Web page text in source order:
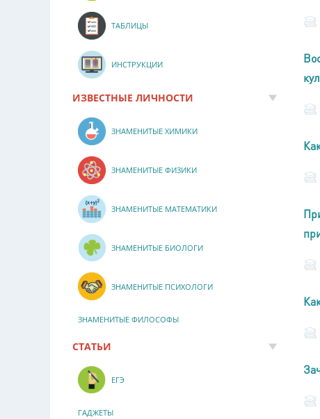
ТАБЛИЦЫ
ИНСТРУКЦИИ
ИЗВЕСТНЫЕ ЛИЧНОСТИ
ЗНАМЕНИТЫЕ ХИМИКИ
ЗНАМЕНИТЫЕ ФИЗИКИ
ЗНАМЕНИТЫЕ МАТЕМАТИКИ
ЗНАМЕНИТЫЕ БИОЛОГИ
ЗНАМЕНИТЫЕ ПСИХОЛОГИ
ЗНАМЕНИТЫЕ ФИЛОСОФЫ
СТАТЬИ
ЕГЭ
ГАДЖЕТЫ